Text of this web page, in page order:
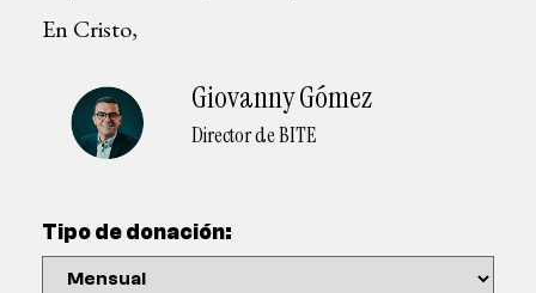
En Cristo,
Giovanny Gómez
Director de BITE
Tipo de donación: